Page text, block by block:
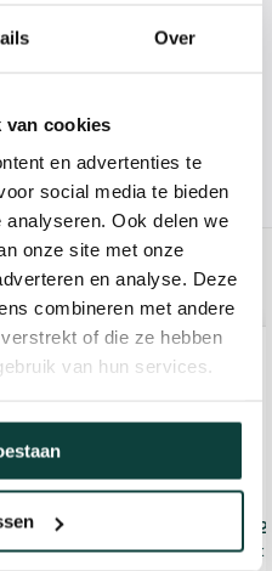
Over
van cookies
en advertenties te
social media te bieden
Ook delen we
onze site met onze
en analyse. Deze
combineren met andere
of die ze hebben
van hun services.
contact met ons op voor
[6mm] -
H-anker -
Vuurverzinkt